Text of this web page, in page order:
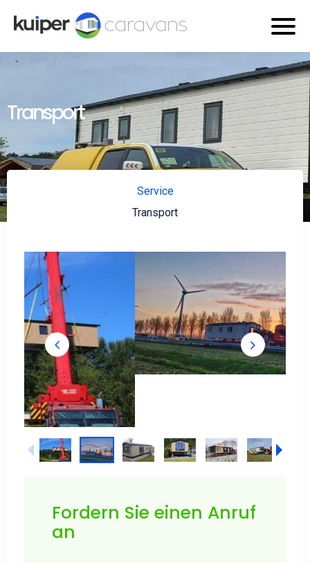
Transport
Service
Transport
Fordern Sie einen Anruf
Fordern Sie jetzt ein unverbindliches